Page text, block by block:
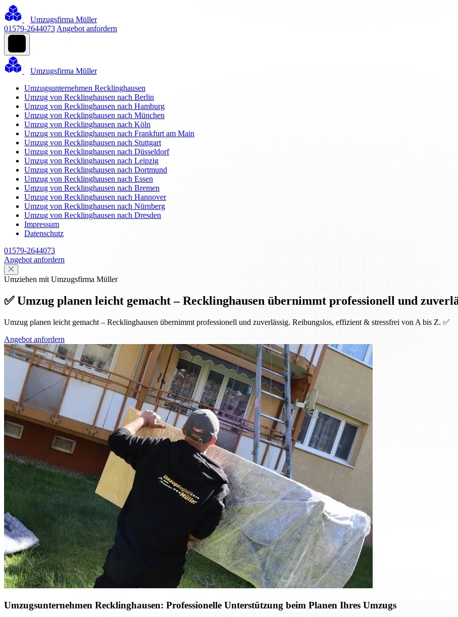
Umzugsfirma Müller
01579-2644073 Angebot anfordern
Umzugsfirma Müller
Umzugsunternehmen Recklinghausen
Umzug von Recklinghausen nach Berlin
Umzug von Recklinghausen nach Hamburg
Umzug von Recklinghausen nach München
Umzug von Recklinghausen nach Köln
Umzug von Recklinghausen nach Frankfurt am Main
Umzug von Recklinghausen nach Stuttgart
Umzug von Recklinghausen nach Düsseldorf
Umzug von Recklinghausen nach Leipzig
Umzug von Recklinghausen nach Dortmund
Umzug von Recklinghausen nach Essen
Umzug von Recklinghausen nach Bremen
Umzug von Recklinghausen nach Hannover
Umzug von Recklinghausen nach Nürnberg
Umzug von Recklinghausen nach Dresden
Impressum
Datenschutz
01579-2644073
Angebot anfordern
Umziehen mit Umzugsfirma Müller
✅ Umzug planen leicht gemacht – Recklinghausen übernimmt professionell und
Umzug planen leicht gemacht – Recklinghausen übernimmt professionell und zuverlässig. Reibungslos, effizient & stressfrei von A bis Z. ✅
Angebot anfordern
Umzugsunternehmen Recklinghausen: Professionelle Unterstützung beim Planen Ihres Umzugs